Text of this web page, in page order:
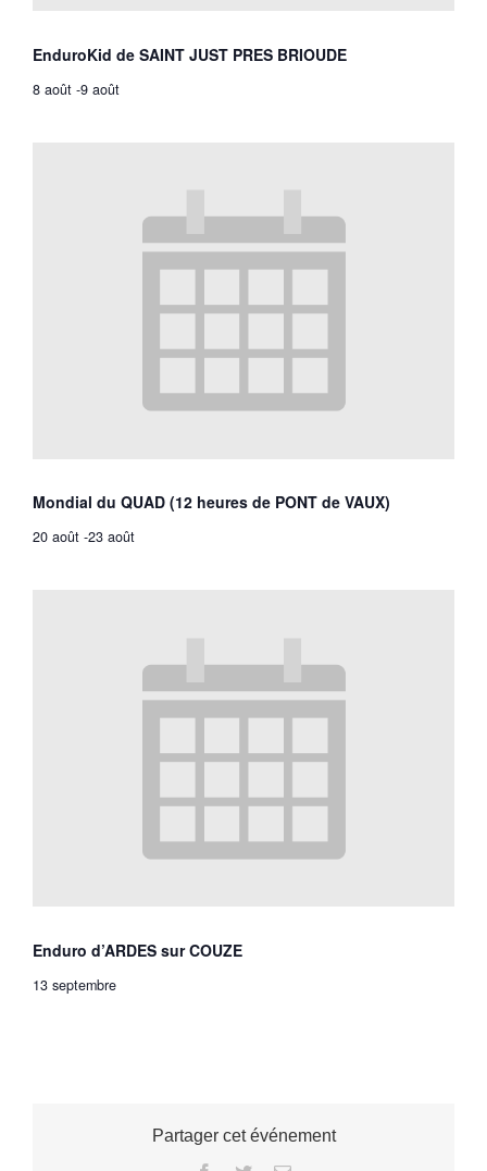
EnduroKid de SAINT JUST PRES BRIOUDE
8 août -9 août
Mondial du QUAD (12 heures de PONT de VAUX)
20 août -23 août
Enduro d’ARDES sur COUZE
13 septembre
Partager cet événement